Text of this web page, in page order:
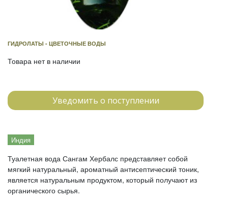
ГИДРОЛАТЫ - ЦВЕТОЧНЫЕ ВОДЫ
Товара нет в наличии
Уведомить о поступлении
Индия
Туалетная вода Сангам Хербалс представляет собой
мягкий натуральный, ароматный антисептический тоник,
является натуральным продуктом, который получают из
органического сырья.